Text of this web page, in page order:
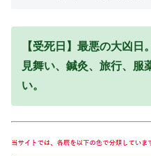
【受死日】最悪の大凶
見舞い、鍼灸、旅行、服
い。